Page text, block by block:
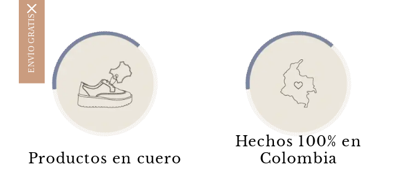
Productos en cuero
Hechos 100% en
Colombia
ENVÍO GRATIS